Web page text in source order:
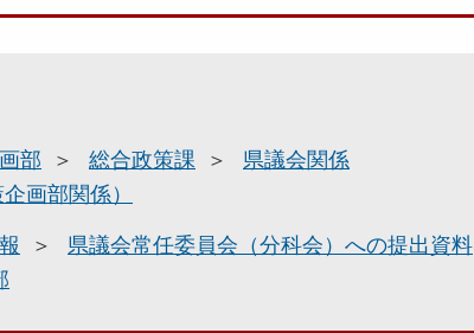
部 総合政策課
県議会関係
画部関係）
県議会常任委員会（分科会）への提出資料